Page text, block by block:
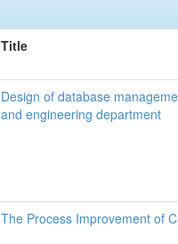
Title
Design of database
and engineering department
The Process Improvement of